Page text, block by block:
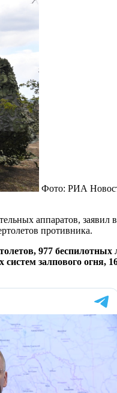
Фото: РИА
аппаратов,
противника.
977
залпового огня,